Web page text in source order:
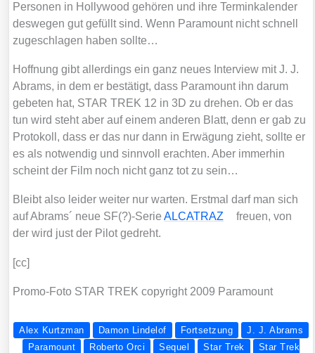
Per­so­nen in Hol­ly­wood gehö­ren und ihre Ter­min­ka­len­der
des­we­gen gut gefüllt sind. Wenn Para­mount nicht schnell
zuge­schla­gen haben soll­te…
Hoff­nung gibt aller­dings ein ganz neu­es Inter­view mit J. J.
Abrams, in dem er bestä­tigt, dass Para­mount ihn dar­um
gebe­ten hat, STAR TREK 12 in 3D zu dre­hen. Ob er das
tun wird steht aber auf einem ande­ren Blatt, denn er gab zu
Pro­to­koll, dass er das nur dann in Erwä­gung zieht, soll­te er
es als not­wen­dig und sinn­voll erach­ten. Aber immer­hin
scheint der Film noch nicht ganz tot zu sein…
Bleibt also lei­der wei­ter nur war­ten. Erst­mal darf man sich
auf Abrams´ neue SF(?)-SerieALCATRAZ
freu­en, von
der wird just der Pilot gedreht.
[cc]
Pro­mo-Foto STAR TREK copy­right 2009 Para­mount
Alex Kurtzman Damon Lindelof Fortsetzung
J. J. Abrams
Paramount
Roberto Orci Sequel Star Trek
Star Trek